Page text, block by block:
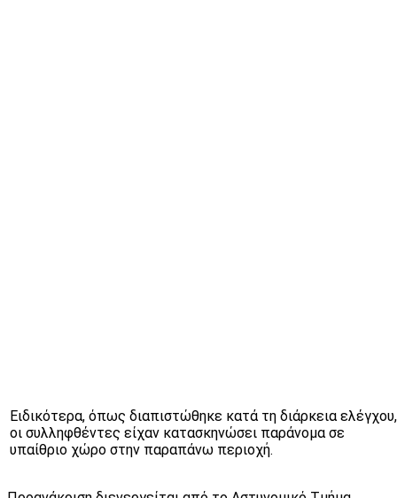
Ειδικότερα, όπως διαπιστώθηκε κατά τη διάρκεια ελέγχου,
οι συλληφθέντες είχαν κατασκηνώσει παράνομα σε
υπαίθριο χώρο στην παραπάνω περιοχή.